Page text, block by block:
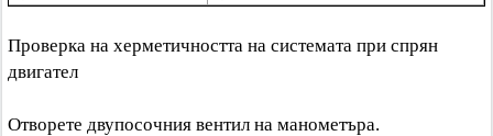
Проверка на херметичността на системата при спрян
двигател
Отворете двупосочния вентил на манометъра.